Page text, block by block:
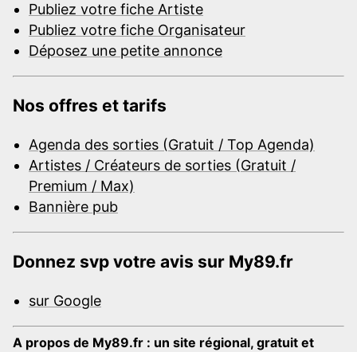
Publiez votre fiche Artiste
Publiez votre fiche Organisateur
Déposez une petite annonce
Nos offres et tarifs
Agenda des sorties (Gratuit / Top Agenda)
Artistes / Créateurs de sorties (Gratuit /
Premium / Max)
Bannière pub
Donnez svp votre avis sur My89.fr
sur Google
A propos de My89.fr : un site régional, gratuit et